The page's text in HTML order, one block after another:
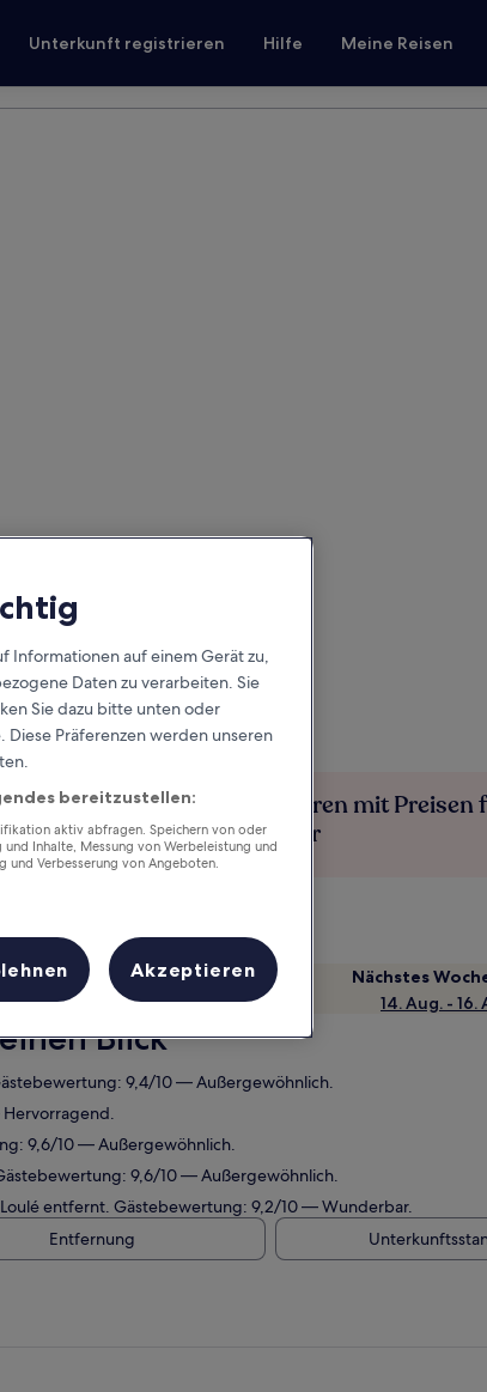
Unterkunft registrieren Hilfe Meine Reisen
Mehr sparen mit Preisen
Mitglieder
Dieses Wochenende
7. Aug. - 9. Aug.
Nächstes
14. Aug. - 16.
Blick
9,4/10 — Außergewöhnlich.
9,6/10 — Außergewöhnlich.
9,6/10 — Außergewöhnlich.
entfernt. Gästebewertung: 9,2/10 — Wunderbar.
Entfernung
Informationen auf einem Gerät zu,
Daten zu verarbeiten. Sie
Sie dazu bitte unten oder
Präferenzen werden unseren
bereitzustellen:
aktiv abfragen. Speichern von oder
Inhalte, Messung von Werbeleistung und
und Verbesserung von Angeboten.
Akzeptieren